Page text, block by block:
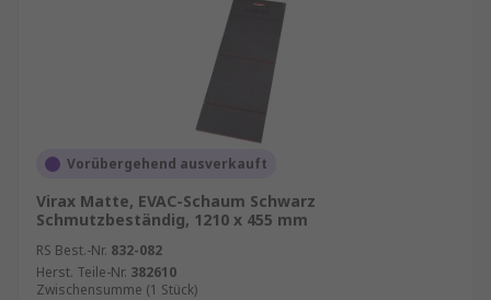
Vorübergehend ausverkauft
Virax Matte, EVAC-Schaum Schwarz
Schmutzbeständig, 1210 x 455 mm
RS Best.-Nr. 832-082
Herst. Teile-Nr. 382610
Zwischensumme (1 Stück)